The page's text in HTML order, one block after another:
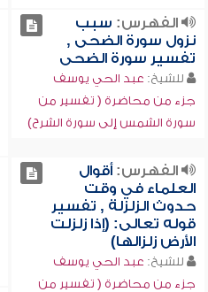
الفهرس: سبب
نزول سورة الضحى ,
تفسير سورة الضحى
للشيخ: عبد الحي يوسف
جزء من محاضرة ( تفسير من
سورة الشمس إلى سورة الشرح)
الفهرس:أقوال
العلماء في وقت
حدوث الزلزلة , تفسير
قوله تعالى: (إذا زلزلت
الأرض زلزالها)
للشيخ: عبد الحي يوسف
جزء من محاضرة ( تفسير من